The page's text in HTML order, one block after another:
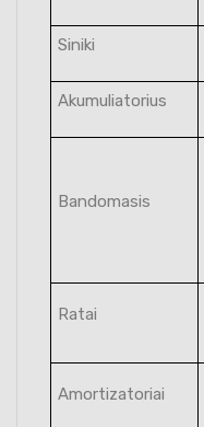
Siniki
Akumuliatorius
Bandomasis
Ratai
Amortizatoriai